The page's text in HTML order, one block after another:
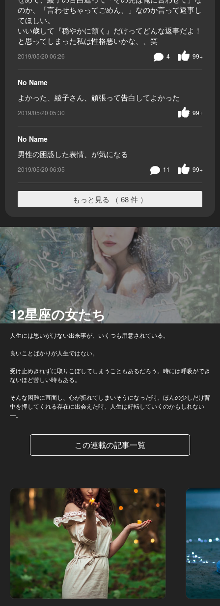
のか、「言わせちゃってごめん、」なのか言って返事し
てほしい。
いい歳して『穏やかに頷く』だけってどんな返事だよ！
と思ってしまった私は性格悪いかな、、笑
2019/05/20 06:26 99+
4
No Name
よかった、綾子さん、頑張って告白してよかった
2019/05/20 05:30 99+
No Name
男性の困惑した表情、が気になる
2019/05/20 06:05 99+
11
もっと見る （ 68 件 ）
12星座の女たち
人生には思いがけない出来事が、いくつも用意されている。
良いことばかりが人生ではない。
受け止めきれずに取りこぼしてしまうこともあるだろう。時には呼吸ができ
ないほど苦しい時もある。
そんな困難に直面し、心が折れてしまいそうになった時、ほんの少しだけ背
中を押してくれる存在に出会えた時、人生は好転していくのかもしれない
—。
この連載の記事一覧